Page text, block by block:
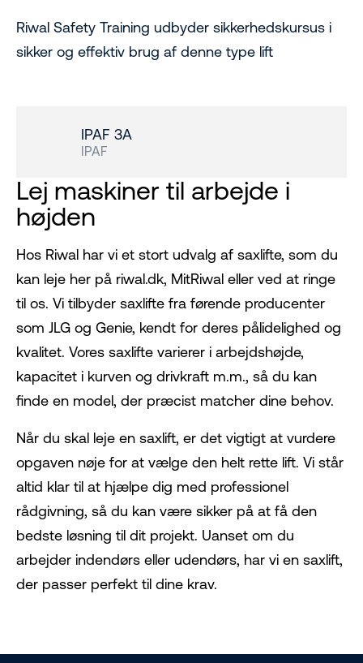
Riwal Safety Training udbyder sikkerhedskursus i
sikker og effektiv brug af denne type lift
IPAF 3A
IPAF
Lej maskiner til arbejde i
højden
Hos Riwal har vi et stort udvalg af saxlifte, som du
kan leje her på riwal.dk, MitRiwal eller ved at ringe
til os. Vi tilbyder saxlifte fra førende producenter
som JLG og Genie, kendt for deres pålidelighed og
kvalitet. Vores saxlifte varierer i arbejdshøjde,
kapacitet i kurven og drivkraft m.m., så du kan
finde en model, der præcist matcher dine behov.
Når du skal leje en saxlift, er det vigtigt at vurdere
opgaven nøje for at vælge den helt rette lift. Vi står
altid klar til at hjælpe dig med professionel
rådgivning, så du kan være sikker på at få den
bedste løsning til dit projekt. Uanset om du
arbejder indendørs eller udendørs, har vi en saxlift,
der passer perfekt til dine krav.